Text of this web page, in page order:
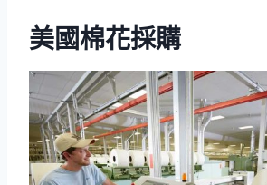
美國棉花採購